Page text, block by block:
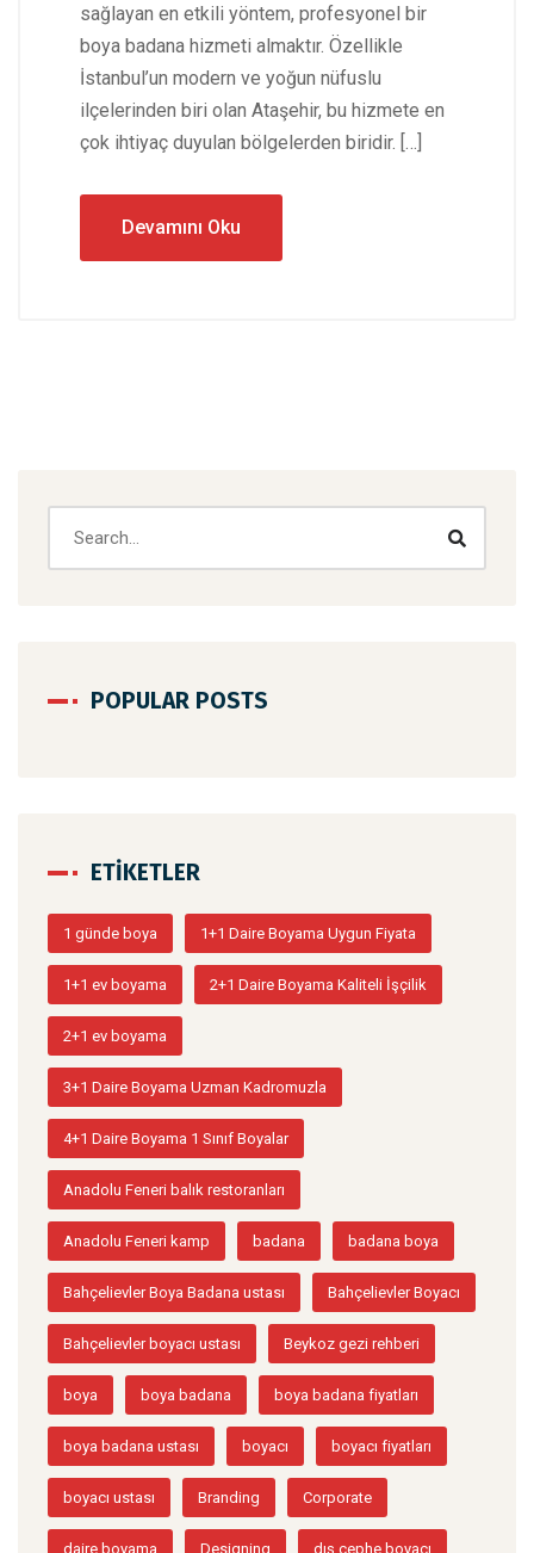
sağlayan en etkili yöntem, profesyonel bir
boya badana hizmeti almaktır. Özellikle
İstanbul’un modern ve yoğun nüfuslu
ilçelerinden biri olan Ataşehir, bu hizmete en
çok ihtiyaç duyulan bölgelerden biridir. […]
Devamını Oku
POPULAR POSTS
ETIKETLER
1 günde boya 1+1 Daire Boyama Uygun Fiyata
1+1 ev boyama 2+1 Daire Boyama Kaliteli İşçilik
2+1 ev boyama
3+1 Daire Boyama Uzman Kadromuzla
4+1 Daire Boyama 1 Sınıf Boyalar
Anadolu Feneri balık restoranları
Anadolu Feneri kamp badana badana boya
Bahçelievler Boya Badana ustası Bahçelievler Boyacı
Bahçelievler boyacı ustası Beykoz gezi rehberi
boya boya badana boya badana fiyatları
boya badana ustası boyacı boyacı fiyatları
boyacı ustası Branding Corporate
daire boyama Designing dış cephe boyacı